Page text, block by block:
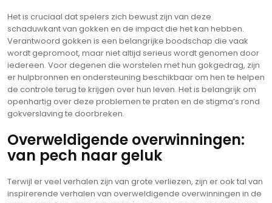
Het is cruciaal dat spelers zich bewust zijn van deze
schaduwkant van gokken en de impact die het kan hebben.
Verantwoord gokken is een belangrijke boodschap die vaak
wordt gepromoot, maar niet altijd serieus wordt genomen door
iedereen. Voor degenen die worstelen met hun gokgedrag, zijn
er hulpbronnen en ondersteuning beschikbaar om hen te helpen
de controle terug te krijgen over hun leven. Het is belangrijk om
openhartig over deze problemen te praten en de stigma’s rond
gokverslaving te doorbreken.
Overweldigende overwinningen:
van pech naar geluk
Terwijl er veel verhalen zijn van grote verliezen, zijn er ook tal van
inspirerende verhalen van overweldigende overwinningen in de